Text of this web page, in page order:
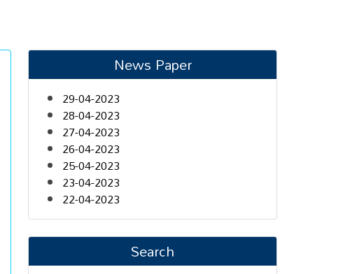
News Paper
29-04-2023
28-04-2023
27-04-2023
26-04-2023
25-04-2023
23-04-2023
22-04-2023
Search